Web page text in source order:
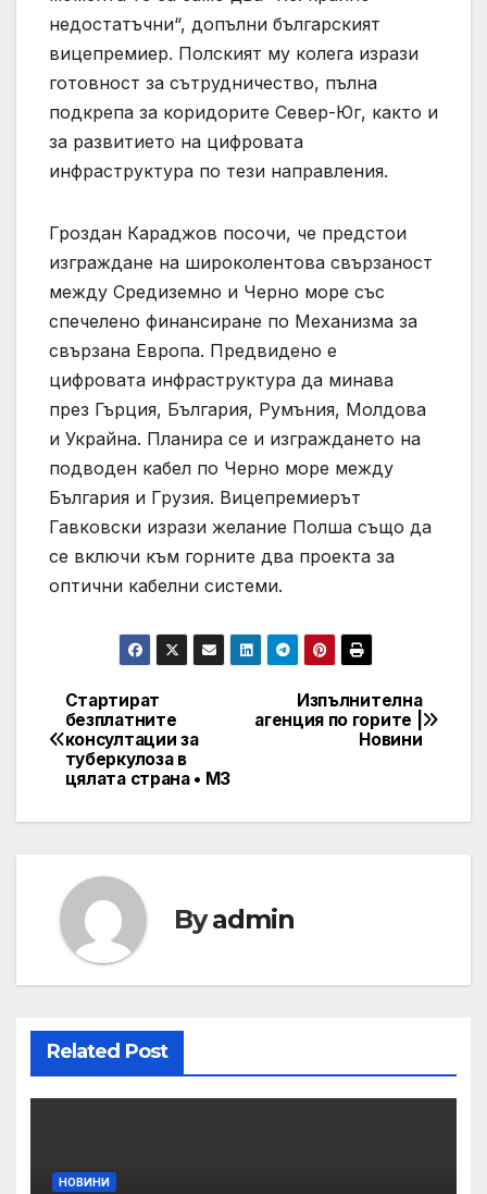
недостатъчни“, допълни българският
вицепремиер. Полският му колега изрази
готовност за сътрудничество, пълна
подкрепа за коридорите Север-Юг, както и
за развитието на цифровата
инфраструктура по тези направления.
Гроздан Караджов посочи, че предстои
изграждане на широколентова свързаност
между Средиземно и Черно море със
спечелено финансиране по Механизма за
свързана Европа. Предвидено е
цифровата инфраструктура да минава
през Гърция, България, Румъния, Молдова
и Украйна. Планира се и изграждането на
подводен кабел по Черно море между
България и Грузия. Вицепремиерът
Гавковски изрази желание Полша също да
се включи към горните два проекта за
оптични кабелни системи.
Post
navigation
Изпълнителна
агенция по горите |
Новини
Стартират
безплатните
консултации за
туберкулоза в
цялата страна • МЗ
Byadmin
Related Post
НОВИНИ